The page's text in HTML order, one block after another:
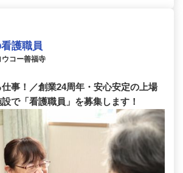
護職員
コー善福寺
事！／創業24周年・安心安定の上場
で「看護職員」を募集します！